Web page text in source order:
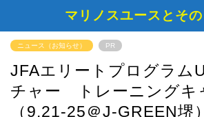
マリノスユースとその
ニュース（お知らせ） PR
JFAエリートプログラム
チャー トレーニングキ
（9.21-25＠J-GREEN堺